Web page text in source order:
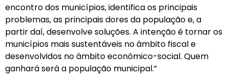
encontro dos municípios, identifica os principais
problemas, as principais dores da população e, a
partir daí, desenvolve soluções. A intenção é tornar os
municípios mais sustentáveis no âmbito fiscal e
desenvolvidos no âmbito econômico-social. Quem
ganhará será a população municipal.”